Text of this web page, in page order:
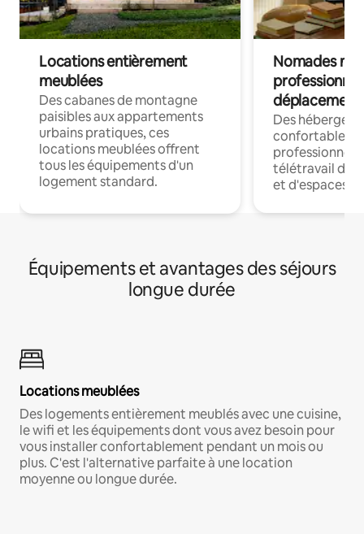
Locations entièrement
meublées
Des cabanes de montagne
paisibles aux appartements
urbains pratiques, ces
locations meublées offrent
tous les équipements d'un
logement standard.
Nomades
déplacement
Des
confortables
professionnels
télétravail
et d'espaces
Équipements et avantages des séjours
longue durée
Locations meublées
Des logements entièrement meublés avec une cuisine,
le wifi et les équipements dont vous avez besoin pour
vous installer confortablement pendant un mois ou
plus. C'est l'alternative parfaite à une location
moyenne ou longue durée.